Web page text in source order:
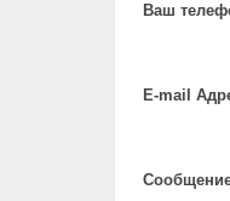
Ваш
E-mail